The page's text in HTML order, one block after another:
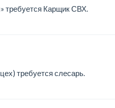
требуется Карщик СВХ.
требуется слесарь.